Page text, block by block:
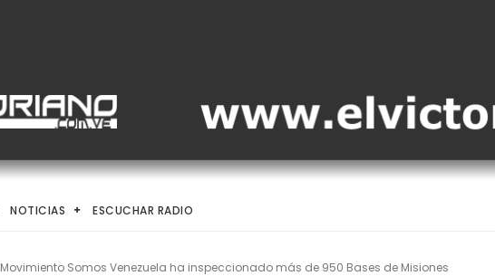
NOTICIAS ESCUCHAR RADIO
Movimiento Somos Venezuela ha inspeccionado más de 950 Bases de Misiones